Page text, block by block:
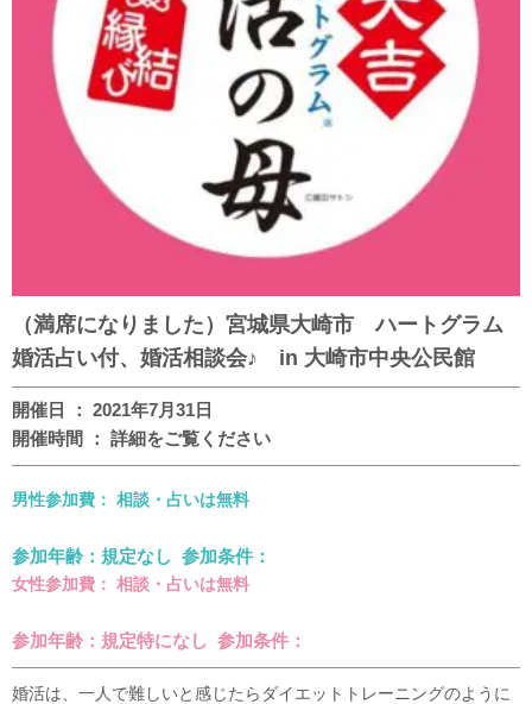
（満席になりました）宮城県大崎市 ハートグラム
婚活占い付、婚活相談会♪ in 大崎市中央公民館
開催日 ： 2021年7月31日
開催時間 ： 詳細をご覧ください
男性参加費： 相談・占いは無料
参加年齢：規定なし 参加条件：
女性参加費： 相談・占いは無料
参加年齢：規定特になし 参加条件：
婚活は、一人で難しいと感じたらダイエットトレーニングのように